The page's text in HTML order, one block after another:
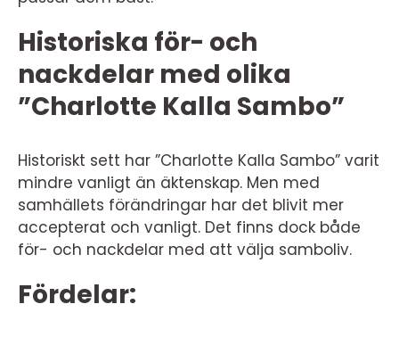
Historiska för- och
nackdelar med olika
”Charlotte Kalla Sambo”
Historiskt sett har ”Charlotte Kalla Sambo” varit
mindre vanligt än äktenskap. Men med
samhällets förändringar har det blivit mer
accepterat och vanligt. Det finns dock både
för- och nackdelar med att välja samboliv.
Fördelar: